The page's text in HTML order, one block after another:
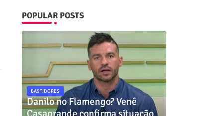
POPULAR POSTS
BASTIDORES
Danilo no Flamengo? Venê
Casagrande confirma situação